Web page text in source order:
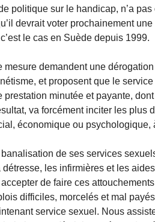
politique sur le handicap, n’a
devrait voter prochainement
le cas en Suède depuis 1999.
mesure demandent une
et proposent que le
prestation minutée et payante,
va forcément inciter les plus
économique ou psychologique,
de ses services
détresse, les infirmières et les
de faire ces
difficiles, morcelés et mal
service sexuel. Nous